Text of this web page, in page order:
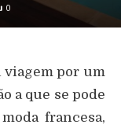
0
viagem por um
a que se pode
francesa,